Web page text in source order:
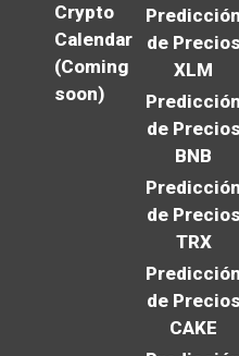
Crypto
Calendar
(Coming
soon)
Predicción
de Precios
XLM
Predicción
de Precios
BNB
Predicción
de Precios
TRX
Predicción
de Precios
CAKE